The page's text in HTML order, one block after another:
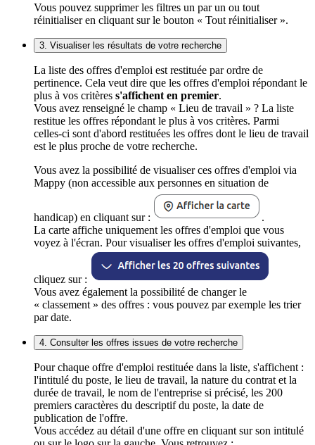
Vous pouvez supprimer les filtres un par un ou tout
réinitialiser en cliquant sur le bouton « Tout réinitialiser ».
3. Visualiser les résultats de votre recherche
La liste des offres d'emploi est restituée par ordre de
pertinence. Cela veut dire que les offres d'emploi répondant le
plus à vos critères s'affichent en premier.
Vous avez renseigné le champ « Lieu de travail » ? La liste
restitue les offres répondant le plus à vos critères. Parmi
celles-ci sont d'abord restituées les offres dont le lieu de travail
est le plus proche de votre recherche.
Vous avez la possibilité de visualiser ces offres d'emploi via
Mappy (non accessible aux personnes en situation de
handicap) en cliquant sur :
.
La carte affiche uniquement les offres d'emploi que vous
voyez à l'écran. Pour visualiser les offres d'emploi suivantes,
cliquez sur :
Vous avez également la possibilité de changer le
« classement » des offres : vous pouvez par exemple les trier
par date.
4. Consulter les offres issues de votre recherche
Pour chaque offre d'emploi restituée dans la liste, s'affichent :
l'intitulé du poste, le lieu de travail, la nature du contrat et la
durée de travail, le nom de l'entreprise si précisé, les 200
premiers caractères du descriptif du poste, la date de
publication de l'offre.
Vous accédez au détail d'une offre en cliquant sur son intitulé